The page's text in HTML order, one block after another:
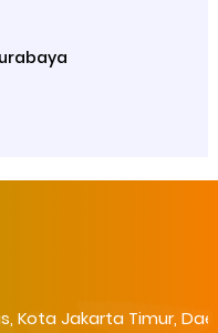
Kota Jakarta Timur,